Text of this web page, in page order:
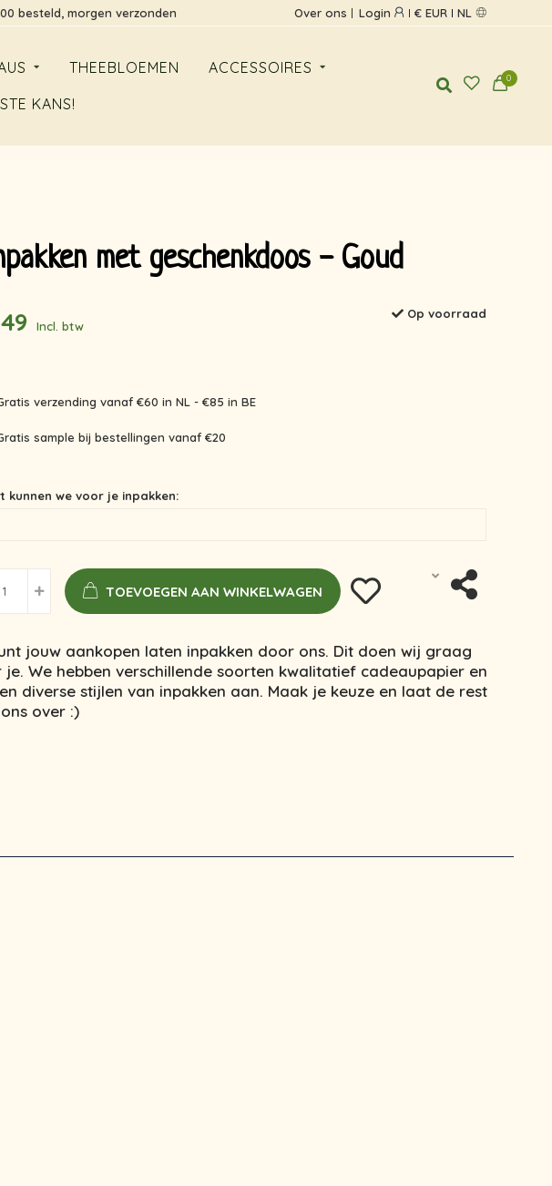
besteld, morgen verzonden Over ons Login € EUR NL
THEEBLOEMEN
ACCESSOIRES
KANS!
0
met geschenkdoos - Goud
Incl. btw
Op voorraad
verzending vanaf €60 in NL - €85 in BE
sample bij bestellingen vanaf €20
kunnen we voor je inpakken:
TOEVOEGEN AAN WINKELWAGEN
jouw aankopen laten inpakken door ons. Dit doen wij graag
je. We hebben verschillende soorten kwalitatief cadeaupapier en
diverse stijlen van inpakken aan. Maak je keuze en laat de rest
over :)